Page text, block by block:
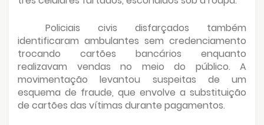
Policiais civis disfarçados também
identificaram ambulantes sem credenciamento
trocando cartões bancários enquanto
realizavam vendas no meio do público. A
movimentação levantou suspeitas de um
esquema de fraude, que envolve a substituição
de cartões das vítimas durante pagamentos.